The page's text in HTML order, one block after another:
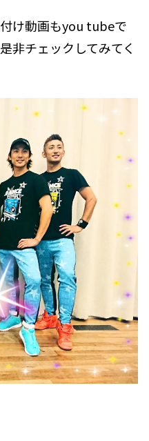
け動画もyou tubeで
非チェックしてみてく